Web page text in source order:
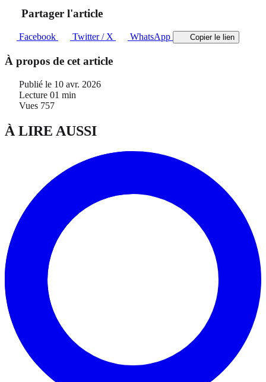
Partager l'article
Facebook Twitter / X WhatsApp Copier le lien
À propos de cet article
Publié le 10 avr. 2026
Lecture 01 min
Vues 757
À LIRE AUSSI